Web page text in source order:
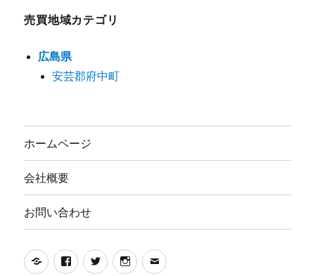
売買地域カテゴリ
広島県
安芸郡府中町
ホームページ
会社概要
お問い合わせ
Yelp Facebook
TwitterInstagram
メ